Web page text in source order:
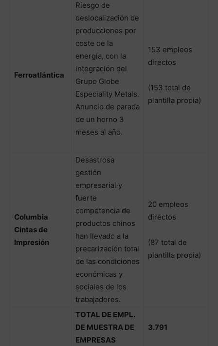
Ferroatlántica
Riesgo de
deslocalización de
producciones por
coste de la
energía, con la
integración del
Grupo Globe
Especiality Metals.
Anuncio de parada
de un horno 3
meses al año.
153 empleos
directos
(153 total de
plantilla propia)
Columbia
Cintas de
Impresión
Desastrosa
gestión
empresarial y
fuerte
competencia de
productos chinos
han llevado a la
precarización total
de las condiciones
económicas y
sociales de los
trabajadores.
20 empleos
directos
(87 total de
plantilla propia)
TOTAL DE EMPL.
DE MUESTRA DE
EMPRESAS
3.791